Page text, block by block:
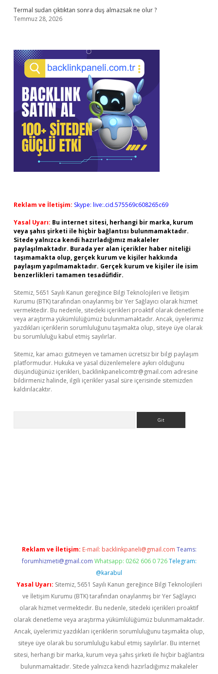
Termal sudan çıktıktan sonra duş almazsak ne olur ?
Temmuz 28, 2026
Reklam ve İletişim: Skype: live:.cid.575569c608265c69
Yasal Uyarı: Bu internet sitesi, herhangi bir marka, kurum
veya şahıs şirketi ile hiçbir bağlantısı bulunmamaktadır.
Sitede yalnızca kendi hazırladığımız makaleler
paylaşılmaktadır. Burada yer alan içerikler haber niteliği
taşımamakta olup, gerçek kurum ve kişiler hakkında
paylaşım yapılmamaktadır. Gerçek kurum ve kişiler ile isim
benzerlikleri tamamen tesadüfidir.
Sitemiz, 5651 Sayılı Kanun gereğince Bilgi Teknolojileri ve İletişim
Kurumu (BTK) tarafından onaylanmış bir Yer Sağlayıcı olarak hizmet
vermektedir. Bu nedenle, sitedeki içerikleri proaktif olarak denetleme
veya araştırma yükümlülüğümüz bulunmamaktadır. Ancak, üyelerimiz
yazdıkları içeriklerin sorumluluğunu taşımakta olup, siteye üye olarak
bu sorumluluğu kabul etmiş sayılırlar.
Sitemiz, kar amacı gütmeyen ve tamamen ücretsiz bir bilgi paylaşım
platformudur. Hukuka ve yasal düzenlemelere aykırı olduğunu
düşündüğünüz içerikleri, backlinkpanelicomtr@gmail.com adresine
bildirmeniz halinde, ilgili içerikler yasal süre içerisinde sitemizden
kaldırılacaktır.
Reklam ve İletişim: E-mail: backlinkpaneli@gmail.com Teams:
forumhizmeti@gmail.com Whatsapp: 0262 606 0 726 Telegram:
@karabul
Yasal Uyarı: Sitemiz, 5651 Sayılı Kanun gereğince Bilgi Teknolojileri
ve İletişim Kurumu (BTK) tarafından onaylanmış bir Yer Sağlayıcı
olarak hizmet vermektedir. Bu nedenle, sitedeki içerikleri proaktif
olarak denetleme veya araştırma yükümlülüğümüz bulunmamaktadır.
Ancak, üyelerimiz yazdıkları içeriklerin sorumluluğunu taşımakta olup,
siteye üye olarak bu sorumluluğu kabul etmiş sayılırlar. Bu internet
sitesi, herhangi bir marka, kurum veya şahıs şirketi ile hiçbir bağlantısı
bulunmamaktadır. Sitede yalnızca kendi hazırladığımız makaleler